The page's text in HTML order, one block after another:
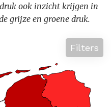
ook inzicht krijgen in
grijze en groene druk.
Filters